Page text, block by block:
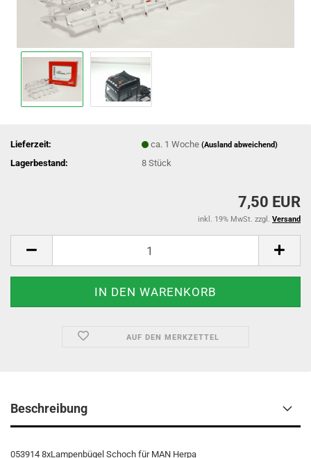
Lieferzeit: ca. 1 Woche(Ausland abweichend)
Lagerbestand: 8Stück
7,50 EUR
inkl. 19% MwSt. zzgl. Versand
AUF DEN MERKZETTEL
Beschreibung
053914 8xLampenbügel Schoch für MAN Herpa